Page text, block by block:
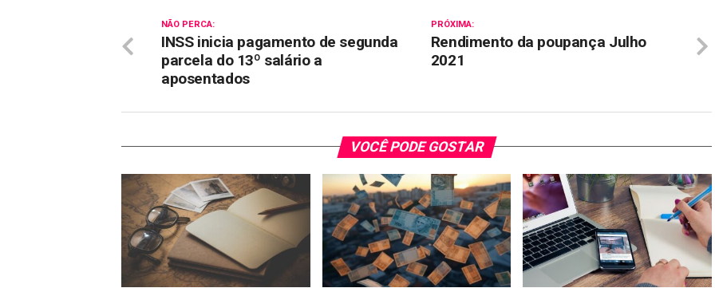
PRÓXIMA:
Rendimento da poupança Julho
2021
NÃO PERCA:
INSS inicia pagamento de segunda
parcela do 13º salário a
aposentados
VOCÊ PODE GOSTAR